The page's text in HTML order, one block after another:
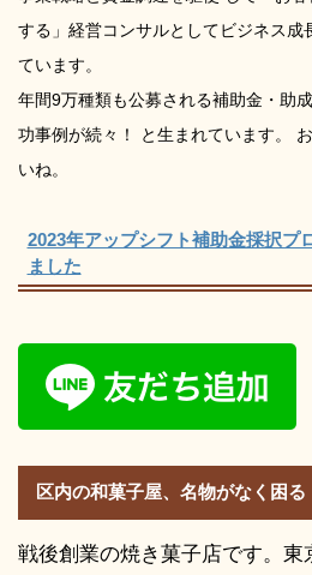
する」経営コンサルとしてビジネス成
ています。
年間9万種類も公募される補助金・助
功事例が続々！ と生まれています。
いね。
2023年アップシフト補助金採択プ
ました
区内の和菓子屋、名物がなく困る
戦後創業の焼き菓子店です。東